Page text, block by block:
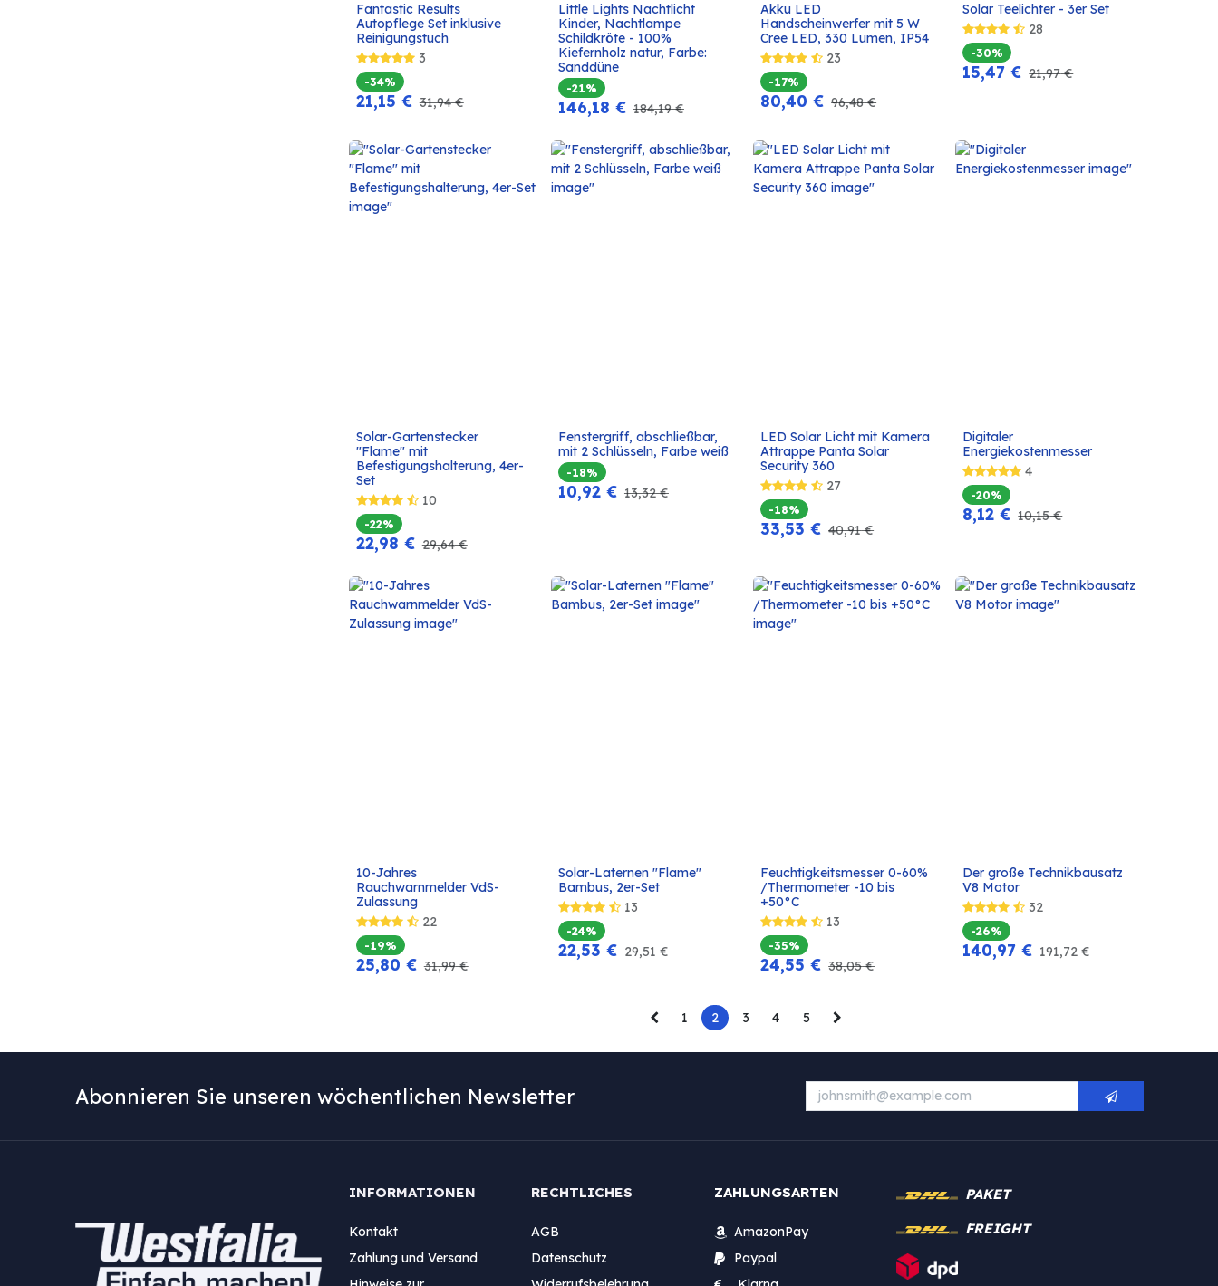
In den
Warenkorb
Fantastic Results
Autopflege Set inklusive
Reinigungstuch
3
-34%
21,15 € 31,94€
In den
Warenkorb
Little Lights Nachtlicht
Kinder, Nachtlampe
Schildkröte - 100%
Kiefernholz natur, Farbe:
Sanddüne
-21%
146,18 € 184,19€
In den
Warenkorb
Akku LED
Handscheinwerfer mit 5 W
Cree LED, 330 Lumen, IP54
23
-17%
80,40 € 96,48€
In den
Warenkorb
Solar Teelichter - 3er Set
28
-30%
15,47 € 21,97€
In den
Warenkorb
Solar-Gartenstecker
"Flame" mit
Befestigungshalterung, 4er-
Set
10
-22%
22,98 € 29,64€
In den
Warenkorb
Fenstergriff, abschließbar,
mit 2 Schlüsseln, Farbe weiß
-18%
10,92€ 13,32€
In den
Warenkorb
LED Solar Licht mit Kamera
Attrappe Panta Solar
Security 360
27
-18%
33,53 € 40,91€
In den
Warenkorb
Digitaler
Energiekostenmesser
4
-20%
8,12 € 10,15€
In den
Warenkorb
10-Jahres
Rauchwarnmelder VdS-
Zulassung
22
-19%
25,80 € 31,99€
In den
Warenkorb
Solar-Laternen "Flame"
Bambus, 2er-Set
13
-24%
22,53 € 29,51€
In den
Feuchtigkeitsmesser 0-60%
/Thermometer -10 bis
+50°C
13
-35%
24,55 € 38,05€
In den
Warenkorb
Der große Technikbausatz
V8 Motor
32
-26%
140,97 € 191,72€
1 2 3 4 5
Abonnieren Sie unseren wöchentlichen Newsletter
INFORMATIONEN
Kontakt
Zahlung und Versand
RECHTLICHES
AGB
Datenschutz
ZAHLUNGSARTEN
AmazonPay
Paypal
PAKET
FREIGHT